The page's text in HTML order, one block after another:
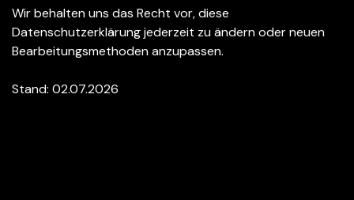
Wir behalten uns das Recht vor, diese
Datenschutzerklärung jederzeit zu ändern oder neuen
Bearbeitungsmethoden anzupassen.
Stand: 02.07.2026